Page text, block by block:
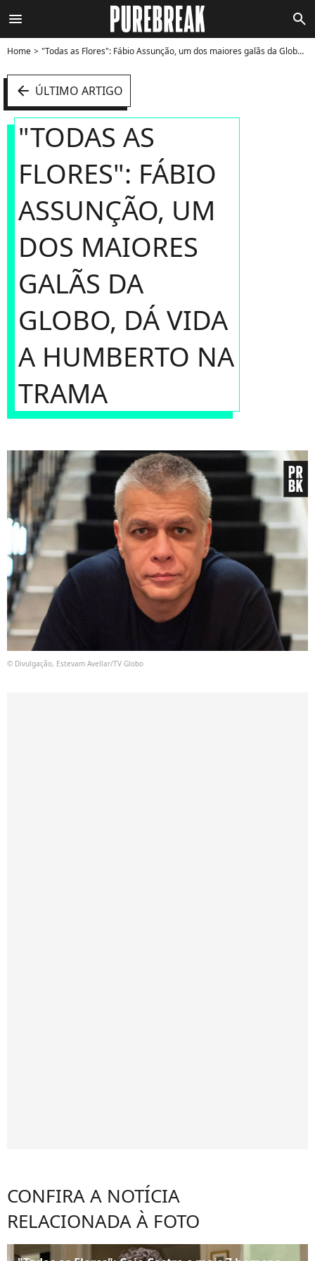
menu search
Home "Todas as Flores": Fábio Assunção, um dos maiores galãs da Globo, dá vida a Humberto na trama - Foto
arrow_left ÚLTIMO ARTIGO
"TODAS AS
FLORES": FÁBIO
ASSUNÇÃO, UM
DOS MAIORES
GALÃS DA
GLOBO, DÁ VIDA
A HUMBERTO NA
TRAMA
© Divulgação, Estevam Avellar/TV Globo
CONFIRA A NOTÍCIA
RELACIONADA À FOTO